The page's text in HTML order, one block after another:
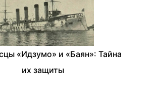
«Идзумо» и «Баян»: Тайна
их защиты